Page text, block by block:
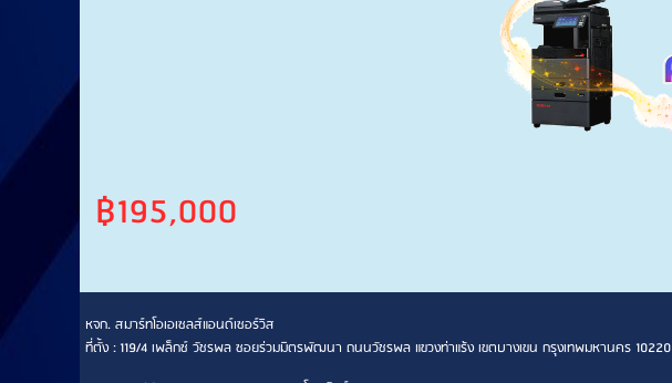
฿195,000
หจก. สมาร์ทโอเอเซลส์แอนด์เซอร์วิส
ที่ตั้ง : 119/4 เพล็กซ์ วัชรพล ซอยร่วมมิตรพัฒนา ถนนวัชรพล แขวงท่าแร้ง เขตบางเขน กรุงเทพมหานคร 10220